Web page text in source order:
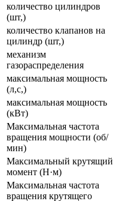
количество цилиндров
(шт,)
количество клапанов на
цилиндр (шт,)
механизм
газораспределения
максимальная мощность
(л,с,)
максимальная мощность
(кВт)
Максимальная частота
вращения мощности (об/
мин)
Максимальный крутящий
момент (Н·м)
Максимальная частота
вращения крутящего